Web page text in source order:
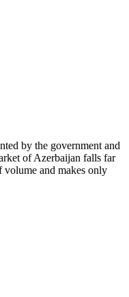
by the government and
of Azerbaijan falls far
volume and makes only